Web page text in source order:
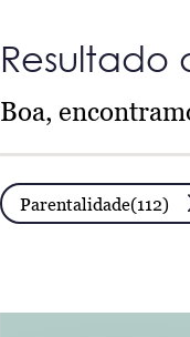
Resultado
Boa,
Parentalidade(112)